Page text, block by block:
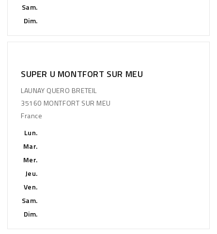
Sam.
Dim.
SUPER U MONTFORT SUR MEU
LAUNAY QUERO BRETEIL
35160 MONTFORT SUR MEU
France
Lun.
Mar.
Mer.
Jeu.
Ven.
Sam.
Dim.